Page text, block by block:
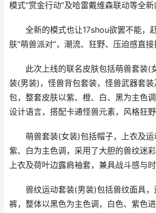
模式“赏金行动”及哈雷戴维森联动等全新
全新的模式也让17shou欲罢不能，
肤“萌兽派对”，潮流、狂野、压迫感直接
此次上线的联名皮肤包括萌兽套装(
装(男装)，怪兽背包套装，怪兽武器套
包，整套皮肤以紫、橙、白、黑为主色
设计语言，搭配卡通怪兽元素，风格狂野
萌兽套装(女装)包括帽子，上衣及运
紫、白为主色调，采用了大胆的兽纹迷
上衣及荷叶边露肩袖套，兼具战斗感与时
兽纹运动套装(男装)包括兽纹面具，
裤，整体以黑色为主色调，白色、紫色